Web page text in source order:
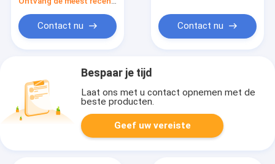
Contact nu Contact nu
Bespaar je tijd
Laat ons met u contact opnemen met de
beste producten.
Geef uw vereiste